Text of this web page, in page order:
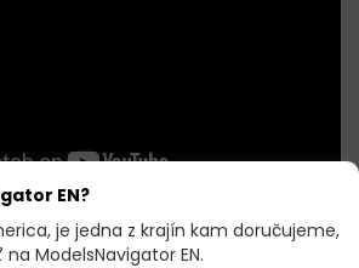
EN?
je jedna z krajín kam doručujeme,
ModelsNavigator EN.